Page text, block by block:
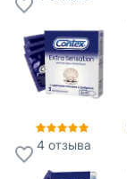
4отзыва